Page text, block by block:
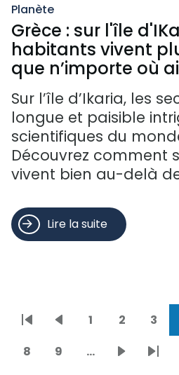
Planète
Grèce : sur l'île
habitants vivent
que n’importe où
Sur l’île d’Ikaria, les
longue et paisible
scientifiques du
Découvrez comment
vivent bien au-delà
Lire la suite
Pagination
Première
page
Page
précédente
Page
1
Page
2
Page
3
Page
8
Page
9 …
Page